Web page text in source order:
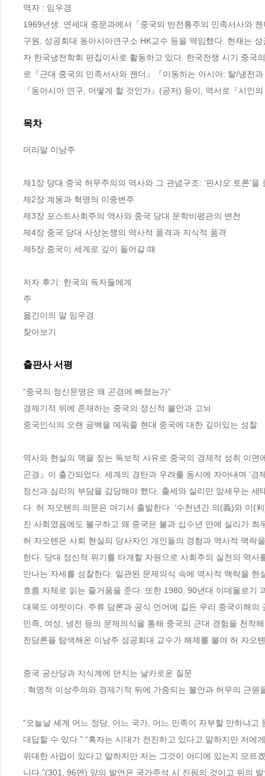
역자 : 임우경
1969년생. 연세대 중문과에서「중국의 반전통주의 민족서사와
구원, 성공회대 동아시아연구소 HK교수 등을 역임했다. 현재는
자 한국냉전학회 편집이사로 활동하고 있다. 한국전쟁 시기 중국
로『근대 중국의 민족서사와 젠더』『이동하는 아시아: 탈/냉전
『동아시아 연구, 어떻게 할 것인가』(공저) 등이, 역서로『시인
목차
머리말 이남주
제1장 당대 중국 허무주의의 역사와 그 관념구조: ‘판샤오 토론’을
제2장 계몽과 혁명의 이중변주
제3장 포스트사회주의 역사와 중국 당대 문학비평관의 변천
제4장 중국 당대 사상논쟁의 역사적 품격과 지식적 품격
제5장 중국이 세계로 깊이 들어갈 때
저자 후기: 한국의 독자들에게
주
옮긴이의 말 임우경
찾아보기
출판사 서평
“중국의 정신문명은 왜 곤경에 빠졌는가”
경제기적 뒤에 존재하는 중국의 정신적 불안과 고뇌
중국인식의 오랜 공백을 메워줄 현대 중국에 대한 깊이있는 성찰
역사와 현실의 맥을 짚는 독보적 사유로 중국의 경제적 성취 이
곤경』이 출간되었다. 세계의 경탄과 우려를 동시에 자아내며 ‘
정신과 심리의 부담을 감당해야 했다. 출세와 실리만 앞세우는
다. 허 자오톈의 의문은 여기서 출발한다. ‘수천년간 의(義)와 이(
진 사회였음에도 불구하고 왜 중국은 불과 십수년 만에 실리가 최
허 자오톈은 사회 현실의 당사자인 개인들의 경험과 역사적 맥락
한다. 당대 정신적 위기를 타개할 자원으로 사회주의 실천의 역
만나는 자세를 성찰한다. 일관된 문제의식 속에 역사적 맥락을
흐름 자체로 읽는 즐거움을 준다. 또한 1980, 90년대 이데올로기
대목도 여럿이다. 주류 담론과 공식 언어에 길든 우리 중국이해
민족, 여성, 냉전 등의 문제의식을 통해 중국의 근대 경험을 천착
전담론을 탐색해온 이남주 성공회대 교수가 해제를 붙여 허 자오
중국 공산당과 지식계에 던지는 날카로운 질문
: 혁명적 이상주의와 경제기적 뒤에 가중되는 불안과 허무의 근원
“오늘날 세계 어느 정당, 어느 국가, 어느 민족이 자부할 만하냐
대답할 수 있다.” “혹자는 시대가 전진하고 있다고 말하지만 저
위대한 사업이 있다고 말하지만 저는 그것이 어디에 있는지 모르
니다.”(301, 96면) 앞의 발언은 국가주석 시 진핑의 것이고 뒤의